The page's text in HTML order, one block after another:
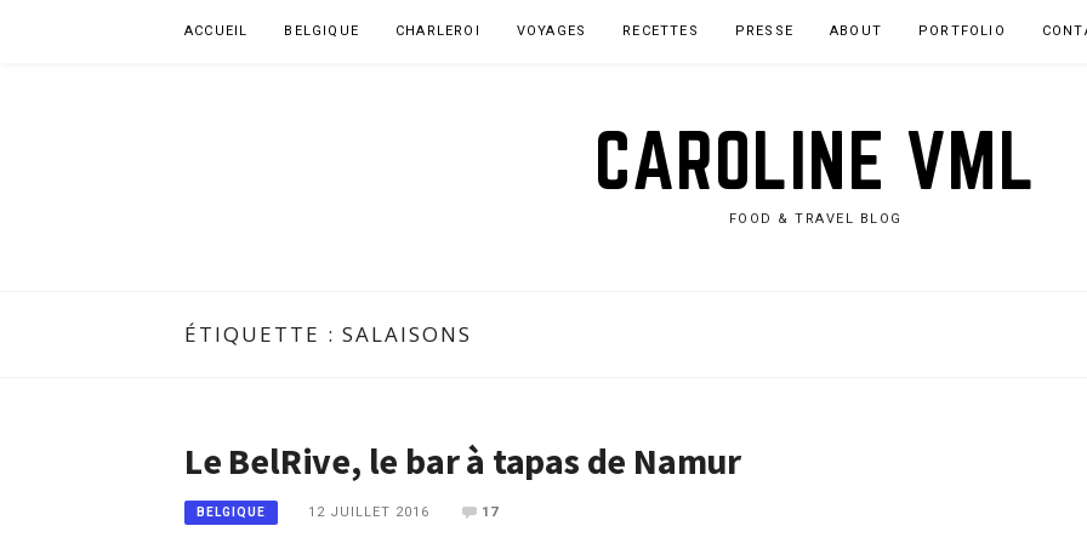
ACCUEIL BELGIQUE CHARLEROI VOYAGES RECETTES PRESSE ABOUT PORTFOLIO
CAROLINE VML
FOOD & TRAVEL BLOG
ÉTIQUETTE : SALAISONS
Le BelRive, le bar à tapas de Namur
BELGIQUE 12 JUILLET 2016 17